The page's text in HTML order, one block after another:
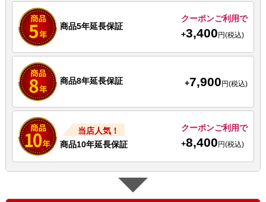
商品5年延長保証
クーポンご利用で
+3,400円(税込)
商品8年延長保証 +7,900 円(税込)
当店人気！
商品10年延長保証
クーポンご利用で
+8,400円(税込)